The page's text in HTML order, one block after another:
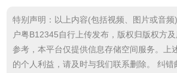
特别声明：以上内容(包括视频、图片或音频
户粤B12345自行上传发布，版权归版权方
参考，本平台仅提供信息存储空间服务。上
的个人利益，请及时与我们联系删除。 纠